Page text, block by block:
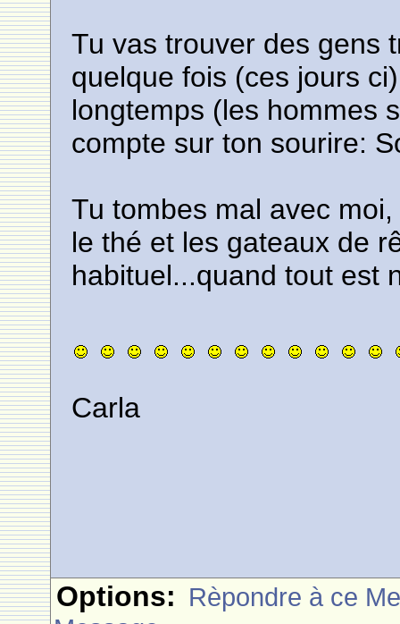
Tu vas trouver des gens
quelque fois (ces jours
longtemps (les hommes
compte sur ton sourire:
Tu tombes mal avec
le thé et les gateaux de
habituel...quand tout est
Carla
Options: Rèpondre à ce